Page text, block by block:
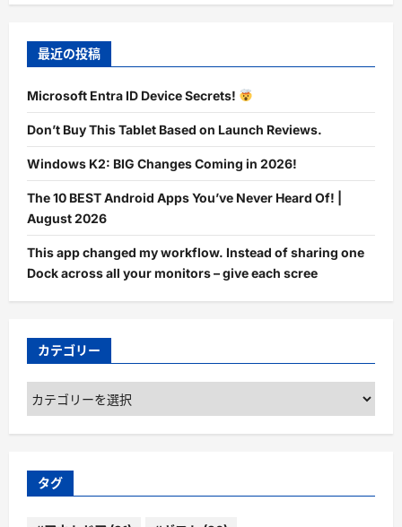
最近の投稿
Microsoft Entra ID Device Secrets!
Don’t Buy This Tablet Based on Launch Reviews.
Windows K2: BIG Changes Coming in 2026!
The 10 BEST Android Apps You’ve Never Heard Of! |
August 2026
This app changed my workflow. Instead of sharing one
Dock across all your monitors – give each scree
カテゴリー
カ
テ
ゴ
ー
タグ